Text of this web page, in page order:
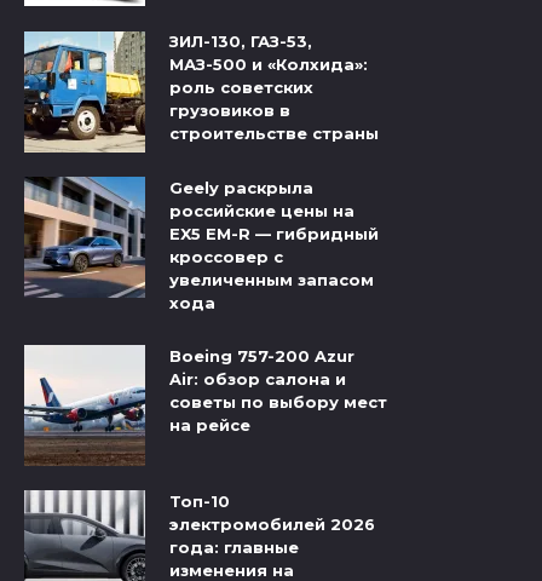
ЗИЛ-130, ГАЗ-53,
МАЗ-500 и «Колхида»:
роль советских
грузовиков в
строительстве страны
Geely раскрыла
российские цены на
EX5 EM-R — гибридный
кроссовер с
увеличенным запасом
хода
Boeing 757-200 Azur
Air: обзор салона и
советы по выбору мест
на рейсе
Топ-10
электромобилей 2026
года: главные
изменения на